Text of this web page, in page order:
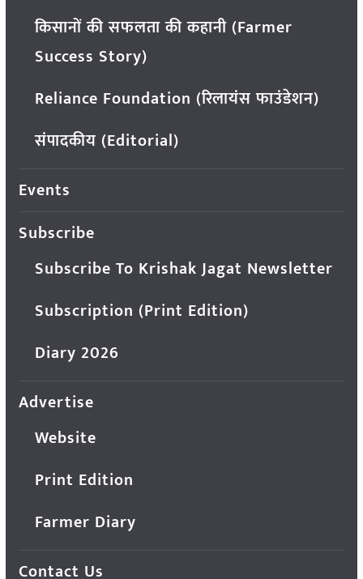
किसानों की सफलता की कहानी (Farmer
Success Story)
Reliance Foundation (रिलायंस फाउंडेशन)
संपादकीय (Editorial)
Events
Subscribe
Subscribe To Krishak Jagat Newsletter
Subscription (Print Edition)
Diary 2026
Advertise
Website
Print Edition
Farmer Diary
Contact Us